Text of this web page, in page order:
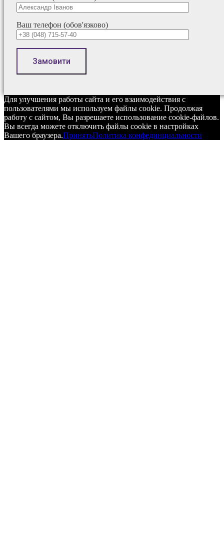
Ваш телефон (обов'язково)
Для улучшения работы сайта и его взаимодействия с
пользователями мы используем файлы cookie. Продолжая
работу с сайтом, Вы разрешаете использование cookie-файлов.
Вы всегда можете отключить файлы cookie в настройках
Вашего браузера.ПринятьПолитика конфединциальности